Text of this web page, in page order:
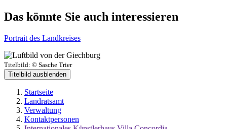
Das könnte Sie auch interessieren
Portrait des Landkreises
Titelbild: © Sasche Trier
Titelbild ausblenden
Startseite
Landratsamt
Verwaltung
Kontaktpersonen